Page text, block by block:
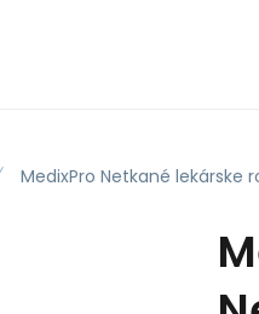
MedixPro Netkané lekárske